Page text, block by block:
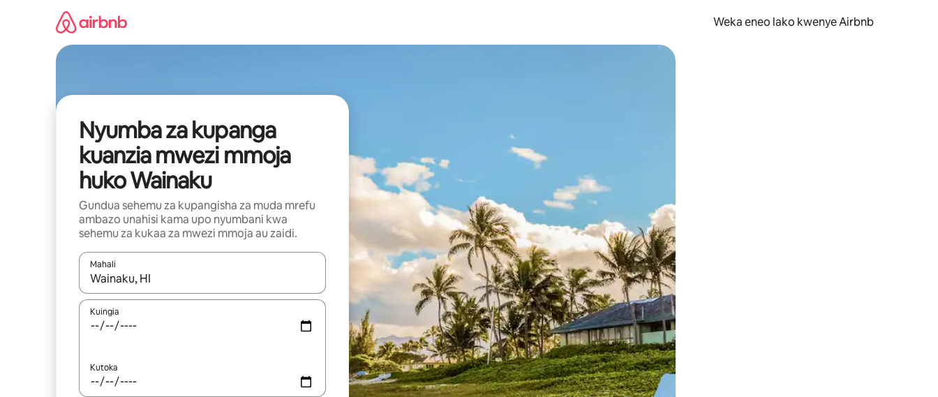
Weka eneo lako kwenye Airbnb
Nyumba za kupanga
kuanzia mwezi mmoja
huko Wainaku
Gundua sehemu za kupangisha za muda mrefu
ambazo unahisi kama upo nyumbani kwa
sehemu za kukaa za mwezi mmoja au zaidi.
Mahali
Wakati matokeo yanapatikana, vinjari kwa kutumia vitufe vya vishale vya juu na chini au uchunguze kwa kugusa au kutelezesha kidole kwenye ishara.
Kuingia
Kutoka